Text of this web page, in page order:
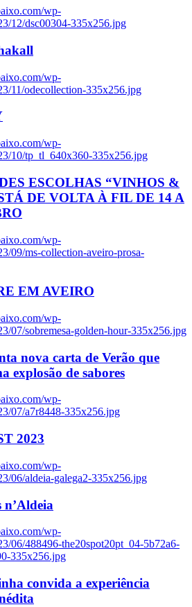
wp-
12/dsc00304-335x256.jpg
wp-
11/odecollection-335x256.jpg
wp-
10/tp_tl_640x360-335x256.jpg
ESCOLHAS “VINHOS &
DE VOLTA À FIL DE 14 A
wp-
09/ms-collection-aveiro-prosa-
EM AVEIRO
wp-
07/sobremesa-golden-hour-335x256.jpg
nova carta de Verão que
explosão de sabores
wp-
07/a7r8448-335x256.jpg
2023
wp-
06/aldeia-galega2-335x256.jpg
n’Aldeia
wp-
06/488496-the20spot20pt_04-5b72a6-
335x256.jpg
convida a experiência